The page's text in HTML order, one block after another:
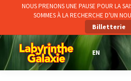
NOUS PRENONS UNE PAUSE POUR LA
SOMMES À LA RECHERCHE D'UN
Billetterie